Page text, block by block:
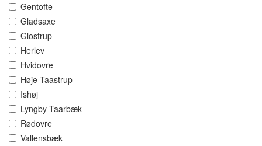
Gentofte
Gladsaxe
Glostrup
Herlev
Hvidovre
Høje-Taastrup
Ishøj
Lyngby-Taarbæk
Rødovre
Vallensbæk